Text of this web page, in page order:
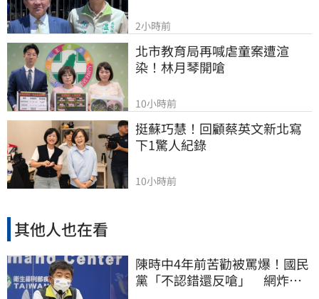
2小時前
北市教育局再喊虐童案遭渲
染！林月琴開嗆
10小時前
挺蘇巧慧！回顧蔡英文新北寫
下1驚人紀錄
10小時前
其他人也在看
陳時中4年前苦勸被罵爆！國民
黨「不認錯還反嗆」 網炸